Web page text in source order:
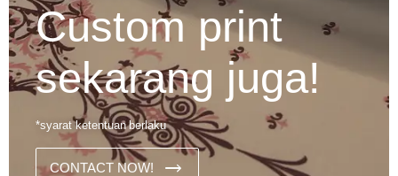
Custom print
sekarang juga!
*syarat ketentuan berlaku
CONTACT NOW!